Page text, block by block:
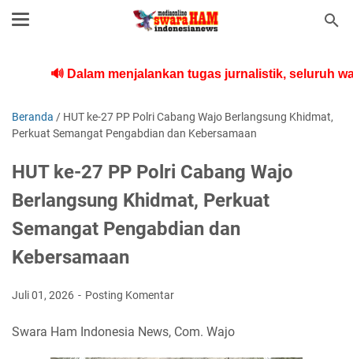
🔊 Dalam menjalankan tugas jurnalistik, seluruh
Beranda / HUT ke-27 PP Polri Cabang Wajo Berlangsung Khidmat,
Perkuat Semangat Pengabdian dan Kebersamaan
HUT ke-27 PP Polri Cabang Wajo
Berlangsung Khidmat, Perkuat
Semangat Pengabdian dan
Kebersamaan
Juli 01, 2026 Posting Komentar
Swara Ham Indonesia News, Com. Wajo